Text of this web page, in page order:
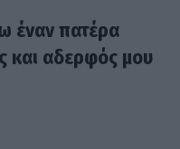
έναν πατέρα
και αδερφός μου